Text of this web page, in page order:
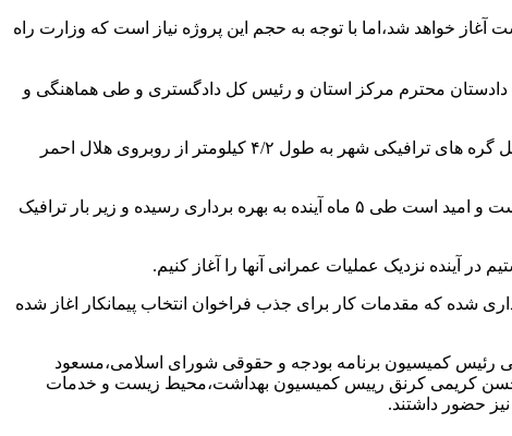
و افزود:اجرای فاز اول این رینگ طی ۳ ماه آینده توسط شهرداری رشت آغاز خواهد شد،اما با توجه به حجم این پروژه نیاز است که وزارت راه
داشت:یکی از مهمترین پروژه های مدیریت شهری محور ژ۵ است که طی مساعدت دادستان محترم مرکز استان و رئیس کل دادگستری و طی هماهنگی و
وی ضمن تشکر از امور مالیاتی و پلیس راهور استان در راستای همکاریهای لازم جهت اجرای پروژه ها عنوان کرد:این مسیر در راستای حل گره های ترافیکی شهر به طول ۴/۲ کیلومتر از روبروی هلال احمر
شوقی با تاکید بر اینکه تمام پروژه ها با اعتبارات داخلی شهرداری رشت اجرا شده افزود:پروژه ژ۵ اکنون با پیشرفت ۴۰ درصدی همراه است و امید است طی ۵ ماه آینده به بهره برداری رسیده و زیر بار ترافیک
آینده نزدیک عملیات عمرانی آنها را آغاز کنیم.
شده که مقدمات کار برای جذب فراخوان انتخاب پیمانکار اغاز شده
رئیس کمیسیون برنامه بودجه و حقوقی شورای اسلامی،مسعود
کریمی‌ کرنق رییس کمیسیون بهداشت،محیط زیست و خدمات
حضور داشتند.